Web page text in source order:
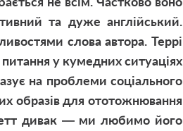
та дуже англійський.
слова автора. Террі
у кумедних ситуаціях
на проблеми соціального
образів для ототожнювання
дивак — ми любимо його